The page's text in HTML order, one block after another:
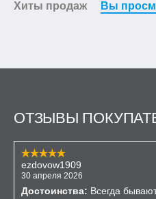
Хиты продаж Вы
ОТЗЫВЫ
ezdovow1909
30 апреля 2026
Достоинства: Всегда